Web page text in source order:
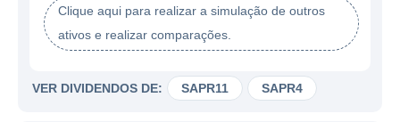
Clique aqui para realizar a simulação de outros
ativos e realizar comparações.
VER DIVIDENDOS DE: SAPR11 SAPR4